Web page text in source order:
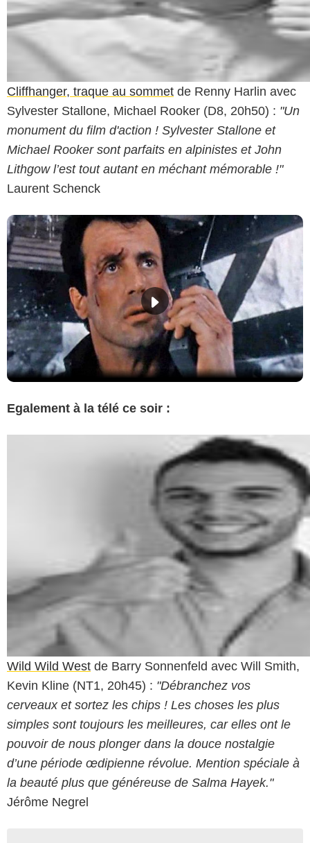
Cliffhanger, traque au sommet de Renny Harlin avec
Sylvester Stallone, Michael Rooker (D8, 20h50) : "Un
monument du film d'action ! Sylvester Stallone et
Michael Rooker sont parfaits en alpinistes et John
Lithgow l’est tout autant en méchant mémorable !"
Laurent Schenck
Egalement à la télé ce soir :
Wild Wild West de Barry Sonnenfeld avec Will Smith,
Kevin Kline (NT1, 20h45) : "Débranchez vos
cerveaux et sortez les chips ! Les choses les plus
simples sont toujours les meilleures, car elles ont le
pouvoir de nous plonger dans la douce nostalgie
d’une période œdipienne révolue. Mention spéciale à
la beauté plus que généreuse de Salma Hayek."
Jérôme Negrel